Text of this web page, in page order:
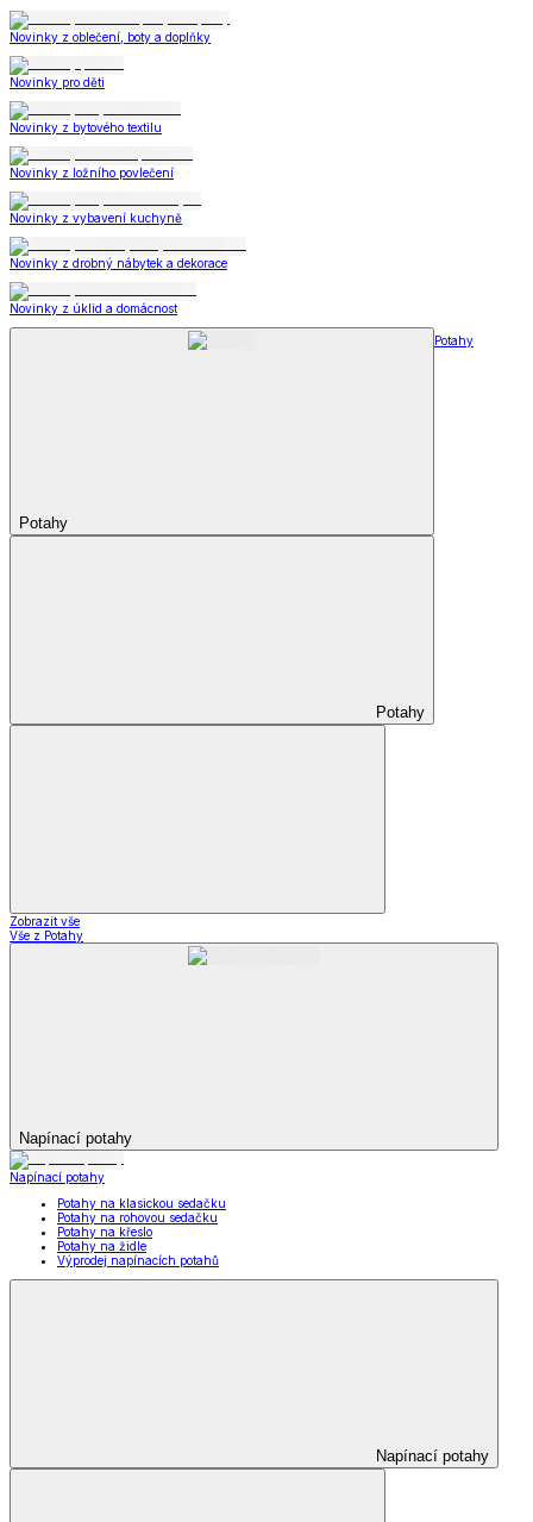
Novinky z oblečení, boty a doplňky
Novinky pro děti
Novinky z bytového textilu
Novinky z ložního povlečení
Novinky z vybavení kuchyně
Novinky z drobný nábytek a dekorace
Novinky z úklid a domácnost
Potahy
Potahy
Potahy
Zobrazit vše
Vše z Potahy
Napínací potahy
Napínací potahy
Potahy na klasickou sedačku
Potahy na rohovou sedačku
Potahy na křeslo
Potahy na židle
Výprodej napínacích potahů
Napínací potahy